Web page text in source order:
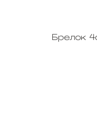
Брелок